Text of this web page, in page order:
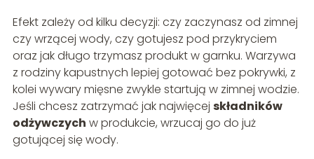
Efekt zależy od kilku decyzji: czy zaczynasz od zimnej
czy wrzącej wody, czy gotujesz pod przykryciem
oraz jak długo trzymasz produkt w garnku. Warzywa
z rodziny kapustnych lepiej gotować bez pokrywki, z
kolei wywary mięsne zwykle startują w zimnej wodzie.
Jeśli chcesz zatrzymać jak najwięcej składników
odżywczych w produkcie, wrzucaj go do już
gotującej się wody.